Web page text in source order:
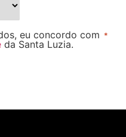
eu concordo com
da Santa Luzia.
*